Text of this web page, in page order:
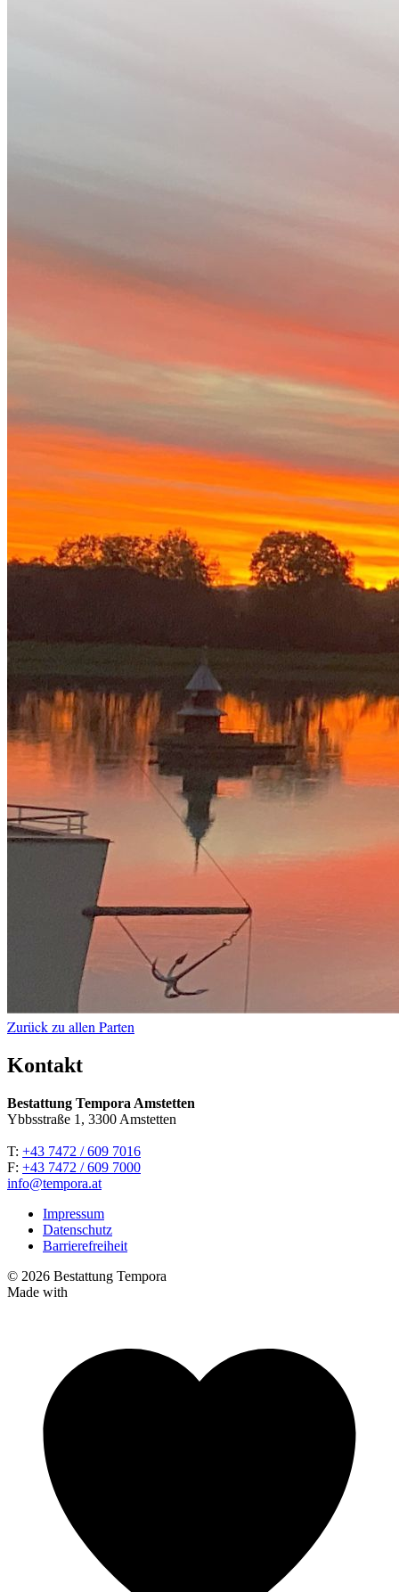
Zurück zu allen Parten
Kontakt
Bestattung Tempora Amstetten
Ybbsstraße 1, 3300 Amstetten
T: +43 7472 / 609 7016
F: +43 7472 / 609 7000
info@tempora.at
Impressum
Datenschutz
Barrierefreiheit
© 2026 Bestattung Tempora
Made with